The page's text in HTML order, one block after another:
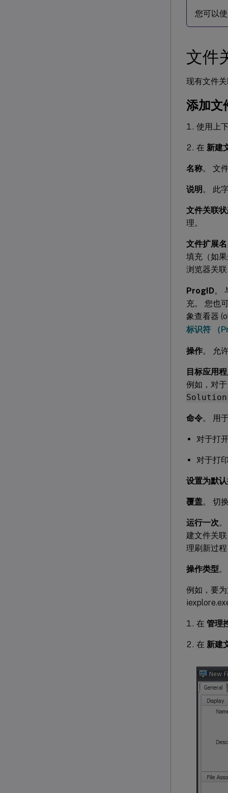
您可以
文件
现有文件
添加文
使用上
在 新建
名称。 文
说明 。 此
文件关联
理。
文件扩展名
填充（如
浏览器关
ProgID。
充。 您也
象查看器
标识符 （
操作。 允
目标应用
例如，对
命令。 用
对于打
对于打
设置为默
覆盖。 切
运行一次
建文件关
理刷新过
操作类型
例如，要
在 管理
在 新建